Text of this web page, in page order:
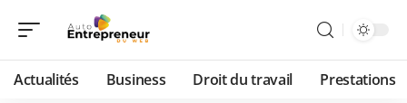
Actualités Business Droit du travail Prestations